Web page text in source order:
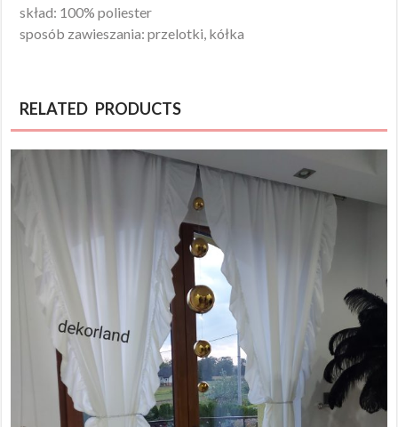
skład: 100% poliester
sposób zawieszania: przelotki, kółka
RELATED PRODUCTS